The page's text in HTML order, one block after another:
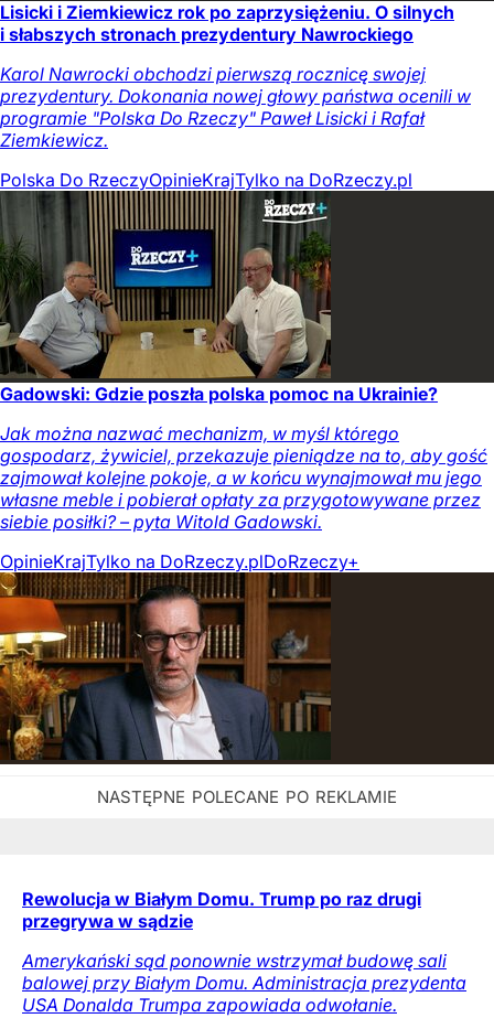
Lisicki i Ziemkiewicz rok po zaprzysiężeniu. O silnych
i słabszych stronach prezydentury Nawrockiego
Karol Nawrocki obchodzi pierwszą rocznicę swojej
prezydentury. Dokonania nowej głowy państwa ocenili w
programie "Polska Do Rzeczy" Paweł Lisicki i Rafał
Ziemkiewicz.
Polska Do RzeczyOpinieKrajTylko na DoRzeczy.pl
Gadowski: Gdzie poszła polska pomoc na Ukrainie?
Jak można nazwać mechanizm, w myśl którego
gospodarz, żywiciel, przekazuje pieniądze na to, aby gość
zajmował kolejne pokoje, a w końcu wynajmował mu jego
własne meble i pobierał opłaty za przygotowywane przez
siebie posiłki? – pyta Witold Gadowski.
OpinieKrajTylko na DoRzeczy.plDoRzeczy+
Rewolucja w Białym Domu. Trump po raz drugi
przegrywa w sądzie
Amerykański sąd ponownie wstrzymał budowę sali
balowej przy Białym Domu. Administracja prezydenta
USA Donalda Trumpa zapowiada odwołanie.